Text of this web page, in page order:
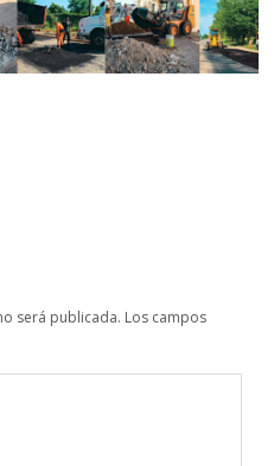
será publicada. Los campos